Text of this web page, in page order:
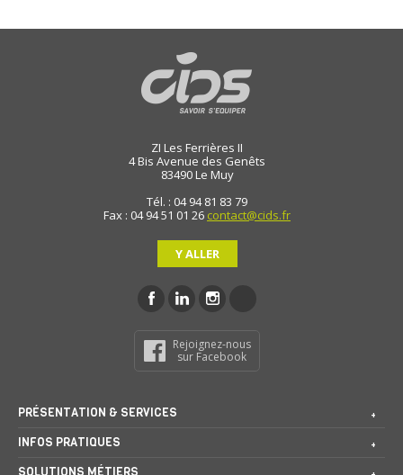
ZI Les Ferrières II
4 Bis Avenue des Genêts
83490Le Muy
Tél. : 04 94 81 83 79
Fax : 04 94 51 01 26 contact@cids.fr
Y ALLER
Rejoignez-nous
sur Facebook
PRÉSENTATION & SERVICES
INFOS PRATIQUES
SOLUTIONS MÉTIERS